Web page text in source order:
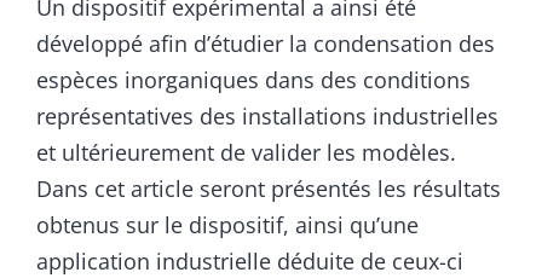
Un dispositif expérimental a ainsi été
développé afin d’étudier la condensation des
espèces inorganiques dans des conditions
représentatives des installations industrielles
et ultérieurement de valider les modèles.
Dans cet article seront présentés les résultats
obtenus sur le dispositif, ainsi qu’une
application industrielle déduite de ceux-ci